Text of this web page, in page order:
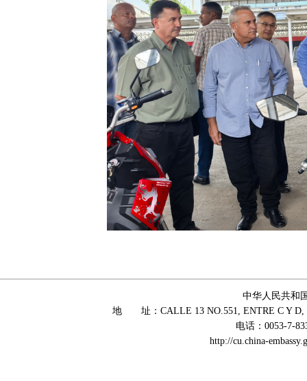
中华人民共和
地 址：CALLE 13 NO.551, ENTRE C Y D,
电话：0053-7-
http://cu.china-